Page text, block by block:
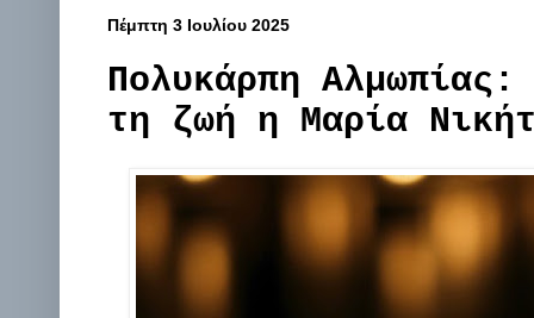
Πέμπτη 3 Ιουλίου 2025
Πολυκάρπη
τη ζωή η Μαρία